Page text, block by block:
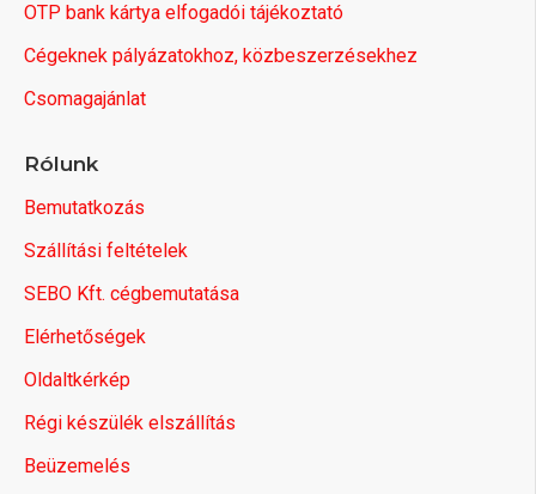
OTP bank kártya elfogadói tájékoztató
Cégeknek pályázatokhoz, közbeszerzésekhez
Csomagajánlat
Rólunk
Bemutatkozás
Szállítási feltételek
SEBO Kft. cégbemutatása
Elérhetőségek
Oldaltkérkép
Régi készülék elszállítás
Beüzemelés